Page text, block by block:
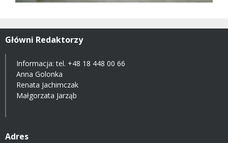
Główni Redaktorzy
Informacja: tel. +48 18 448 00 66
Anna Golonka
Renata Jachimczak
Małgorzata Jarząb
Adres